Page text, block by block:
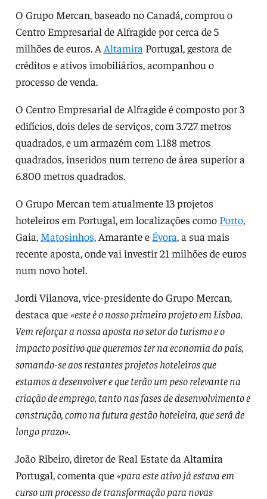
O Grupo Mercan, baseado no Canadá, comprou o
Centro Empresarial de Alfragide por cerca de 5
milhões de euros. A Altamira Portugal, gestora de
créditos e ativos imobiliários, acompanhou o
processo de venda.
O Centro Empresarial de Alfragide é composto por 3
edifícios, dois deles de serviços, com 3.727 metros
quadrados, e um armazém com 1.188 metros
quadrados, inseridos num terreno de área superior a
6.800 metros quadrados.
O Grupo Mercan tem atualmente 13 projetos
hoteleiros em Portugal, em localizações como Porto,
Gaia, Matosinhos, Amarante e Évora, a sua mais
recente aposta, onde vai investir 21 milhões de euros
num novo hotel.
Jordi Vilanova, vice-presidente do Grupo Mercan,
destaca que «este é o nosso primeiro projeto em Lisboa.
Vem reforçar a nossa aposta no setor do turismo e o
impacto positivo que queremos ter na economia do país,
somando-se aos restantes projetos hoteleiros que
estamos a desenvolver e que terão um peso relevante na
criação de emprego, tanto nas fases de desenvolvimento e
construção, como na futura gestão hoteleira, que será de
longo prazo».
João Ribeiro, diretor de Real Estate da Altamira
Portugal, comenta que «para este ativo já estava em
curso um processo de transformação para novas